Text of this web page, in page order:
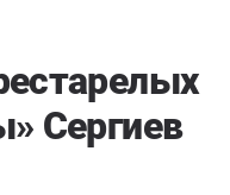
Сергиев